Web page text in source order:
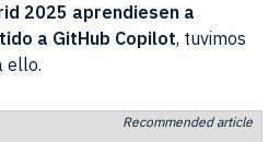
2025 aprendiesen a
a GitHub Copilot, tuvimos
ello.
Recommended article